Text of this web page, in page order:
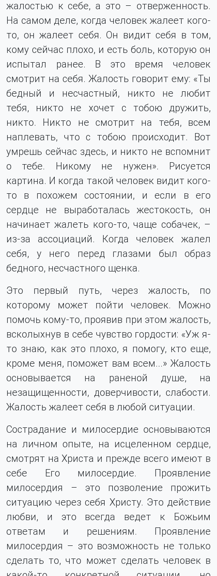
жалостью к себе, а это – отверженность.
На самом деле, когда человек жалеет кого-
то, он жалеет себя. Он видит себя в том,
кому сейчас плохо, и есть боль, которую он
испытал ранее. В это время человек
смотрит на себя. Жалость говорит ему: «Ты
бедный и несчастный, никто не любит
тебя, никто не хочет с тобою дружить,
никто. Никто не смотрит на тебя, всем
наплевать, что с тобою происходит. Вот
умрешь сейчас здесь, и никто не вспомнит
о тебе. Никому не нужен». Рисуется
картина. И когда такой человек видит кого-
то в похожем состоянии, и если в его
сердце не выработалась жестокость, он
начинает жалеть кого-то, чаще собачек, –
из-за ассоциаций. Когда человек жалел
себя, у него перед глазами был образ
бедного, несчастного щенка.
Это первый путь, через жалость, по
которому может пойти человек. Можно
помочь кому-то, проявив при этом жалость,
всколыхнув в себе чувство гордости: «Уж я-
то знаю, как это плохо, я помогу, кто еще,
кроме меня, поможет вам всем...» Жалость
основывается на раненой душе, на
незащищенности, доверчивости, слабости.
Жалость жалеет себя в любой ситуации.
Сострадание и милосердие основываются
на личном опыте, на исцеленном сердце,
смотрят на Христа и прежде всего имеют в
себе Его милосердие. Проявление
милосердия – это позволение прожить
ситуацию через себя Христу. Это действие
любви, и это всегда ведет к Божьим
ответам и решениям. Проявление
милосердия – это возможность не только
сделать то, что может сделать человек в